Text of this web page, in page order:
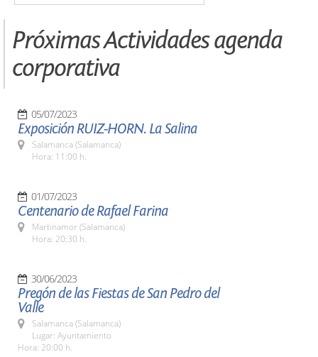
Próximas Actividades agenda
corporativa
05/07/2023
Exposición RUIZ-HORN. La Salina
Salamanca (Salamanca)
Hora: 11:00 h.
01/07/2023
Centenario de Rafael Farina
Martinamor (Salamanca)
Hora: 20:30 h.
30/06/2023
Pregón de las Fiestas de San Pedro del
Valle
Salamanca (Salamanca)
Lugar: Ayuntamiento
Hora: 20:00 h.